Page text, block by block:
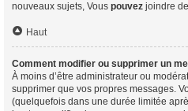
nouveaux sujets, Vous pouvez joindre
Haut
Comment modifier ou supprimer un
À moins d’être administrateur ou
supprimer que vos propres messages.
(quelquefois dans une durée limitée